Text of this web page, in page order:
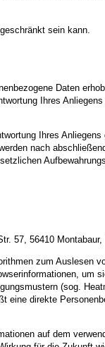
sein kann.
Daten
Ihres
Ihres
nach
57, 56410 Montabaur,
zum Auslesen
(sog.
direkte
auf dem